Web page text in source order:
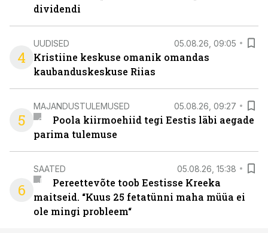
dividendi
4
UUDISED 05.08.26, 09:05
Kristiine keskuse omanik omandas
kaubanduskeskuse Riias
5
MAJANDUSTULEMUSED 05.08.26, 09:27
Poola kiirmoehiid tegi Eestis läbi aegade
parima tulemuse
6
SAATED 05.08.26, 15:38
Pereettevõte toob Eestisse Kreeka
maitseid. “Kuus 25 fetatünni maha müüa ei
ole mingi probleem“